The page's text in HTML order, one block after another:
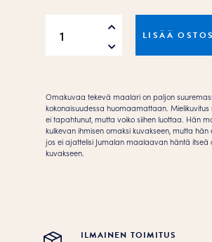
Juliste
LISÄÄ
Omakuvaa tekevä maalari on paljon
kokonaisuudessa huomaamattaan. Mielikuvitus
ei tapahtunut, mutta voiko siihen luottaa. Hän
kulkevan ihmisen omaksi kuvakseen, mutta hän
jos ei ajattelisi Jumalan maalaavan häntä itseä
kuvakseen.
ILMAINEN TOIMITUS